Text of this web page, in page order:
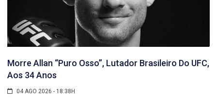
Morre Allan “Puro Osso”, Lutador Brasileiro Do UFC,
Aos 34 Anos
04 AGO 2026 - 18:38H